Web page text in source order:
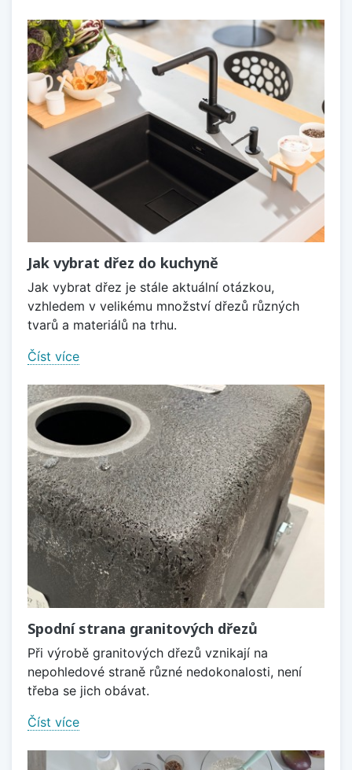
Jak vybrat dřez do kuchyně
Jak vybrat dřez je stále aktuální otázkou,
vzhledem v velikému množství dřezů různých
tvarů a materiálů na trhu.
Číst více
Spodní strana granitových dřezů
Při výrobě granitových dřezů vznikají na
nepohledové straně různé nedokonalosti, není
třeba se jich obávat.
Číst více